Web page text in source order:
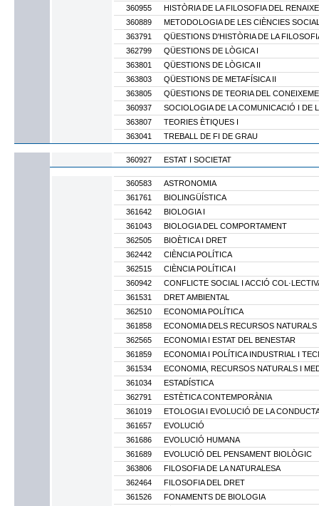
360955
HISTÒRIA DE LA FILOSOFIA DEL
360889
METODOLOGIA DE LES CIÈNCIES
363791
QÜESTIONS D'HISTÒRIA DE LA
362799
QÜESTIONS DE LÒGICA I
363801
QÜESTIONS DE LÒGICA II
363803
QÜESTIONS DE METAFÍSICA II
363805
QÜESTIONS DE TEORIA DEL
360937
SOCIOLOGIA DE LA COMUNICACIÓ I DE
363807
TEORIES ÈTIQUES I
363041
TREBALL DE FI DE GRAU
360927 ESTAT I SOCIETAT
360583
ASTRONOMIA
361761
BIOLINGÜÍSTICA
361642
BIOLOGIA I
361043
BIOLOGIA DEL COMPORTAMENT
362505
BIOÈTICA I DRET
362442
CIÈNCIA POLÍTICA
362515
CIÈNCIA POLÍTICA I
360942
CONFLICTE SOCIAL I ACCIÓ
361531
DRET AMBIENTAL
362510
ECONOMIA POLÍTICA
361858
ECONOMIA DELS RECURSOS
362565
ECONOMIA I ESTAT DEL BENESTAR
361859
ECONOMIA I POLÍTICA INDUSTRIAL I
361534
ECONOMIA, RECURSOS NATURALS I
361034
ESTADÍSTICA
362791
ESTÈTICA CONTEMPORÀNIA
361019
ETOLOGIA I EVOLUCIÓ DE LA
361657
EVOLUCIÓ
361686
EVOLUCIÓ HUMANA
361689
EVOLUCIÓ DEL PENSAMENT BIOLÒGIC
363806
FILOSOFIA DE LA NATURALESA
362464
FILOSOFIA DEL DRET
361526
FONAMENTS DE BIOLOGIA